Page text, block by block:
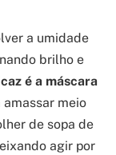
a umidade
brilho e
é a máscara
amassar meio
de sopa de
agir por